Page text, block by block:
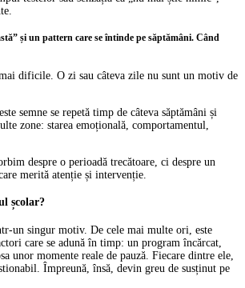
și un pattern care se întinde pe săptămâni. Când
dificile. O zi sau câteva zile nu sunt un motiv de
semne se repetă timp de câteva săptămâni și
zone: starea emoțională, comportamentul,
despre o perioadă trecătoare, ci despre un
merită atenție și intervenție.
școlar?
un singur motiv. De cele mai multe ori, este
care se adună în timp: un program încărcat,
unor momente reale de pauză. Fiecare dintre ele,
Împreună, însă, devin greu de susținut pe